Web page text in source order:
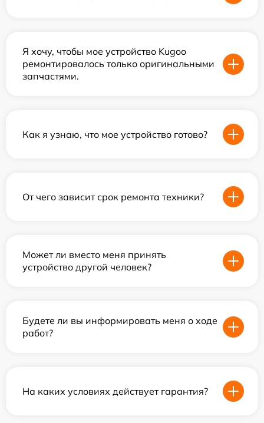
Я хочу, чтобы мое устройство Kugoo
ремонтировалось только оригинальными
запчастями.
Как я узнаю, что мое устройство готово?
От чего зависит срок ремонта техники?
Может ли вместо меня принять
устройство другой человек?
Будете ли вы информировать меня о ходе
работ?
На каких условиях действует гарантия?